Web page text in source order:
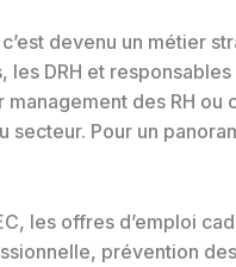
devenu un métier
DRH et
des RH
Pour un
les offres d’emploi
prévention